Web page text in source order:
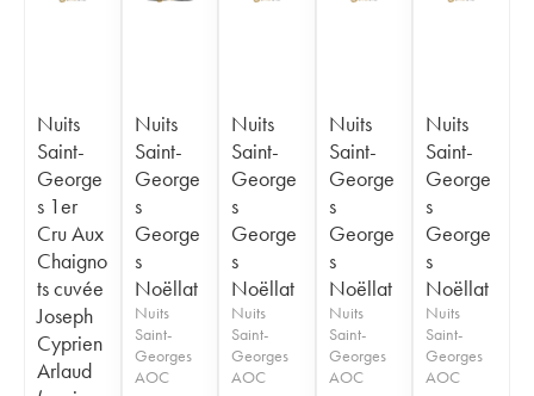
Nuits
Saint-
George
s 1er
Cru Aux
Chaigno
ts cuvée
Joseph
Cyprien
Arlaud
Nuits
Saint-
George
s
George
s
Noëllat
Nuits
Saint-
Georges
AOC
Nuits
Saint-
George
s
George
s
Noëllat
Nuits
Saint-
Georges
AOC
Nuits
Saint-
George
s
George
s
Noëllat
Nuits
Saint-
Georges
AOC
Nuits
Saint-
George
s
George
s
Noëllat
Nuits
Saint-
Georges
AOC